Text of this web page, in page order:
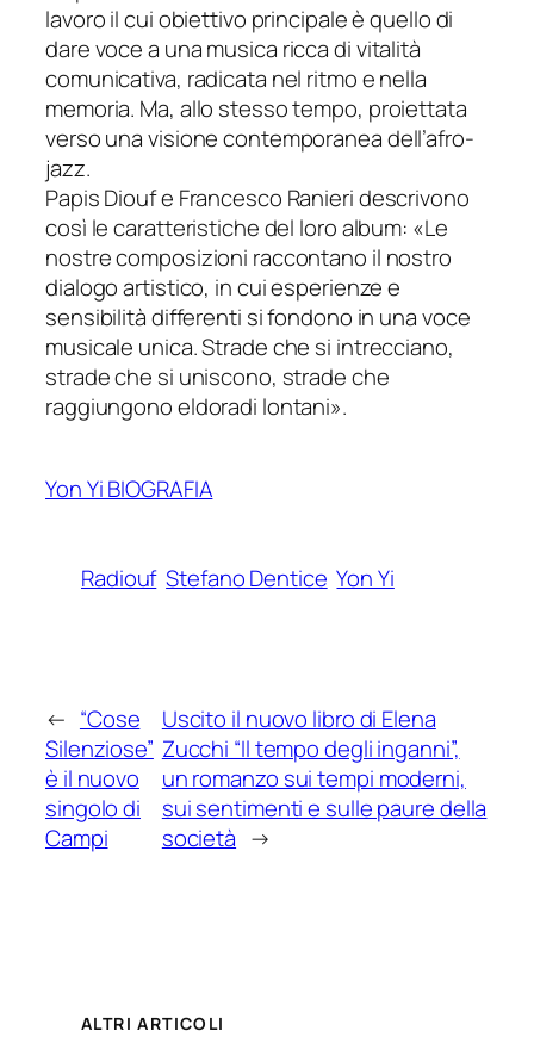
lavoro il cui obiettivo principale è quello di
dare voce a una musica ricca di vitalità
comunicativa, radicata nel ritmo e nella
memoria. Ma, allo stesso tempo, proiettata
verso una visione contemporanea dell’afro-
jazz.
Papis Diouf e Francesco Ranieri descrivono
così le caratteristiche del loro album: «Le
nostre composizioni raccontano il nostro
dialogo artistico, in cui esperienze e
sensibilità differenti si fondono in una voce
musicale unica. Strade che si intrecciano,
strade che si uniscono, strade che
raggiungono eldoradi lontani».
Yon Yi BIOGRAFIA
Radiouf Stefano Dentice Yon Yi
← “Cose
Silenziose”
è il nuovo
singolo di
Campi
Uscito il nuovo libro di Elena
Zucchi “Il tempo degli inganni”,
un romanzo sui tempi moderni,
sui sentimenti e sulle paure della
società →
ALTRI ARTICOLI